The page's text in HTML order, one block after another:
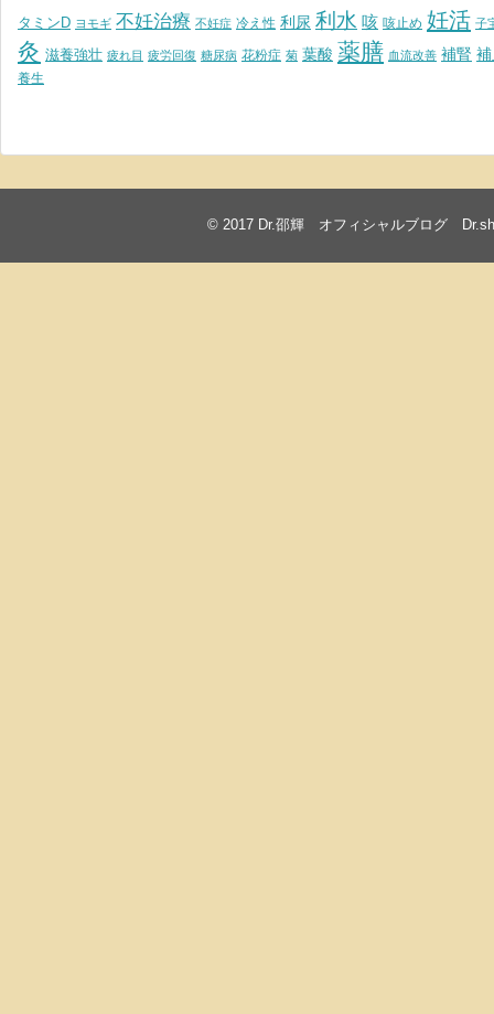
タミンD ヨモギ 不妊治療 不妊症 冷え性 利尿 利水 咳 咳止め 妊活 子
灸 滋養強壮 疲れ目 疲労回復 糖尿病 花粉症 菊 葉酸 薬膳 血流改善 補腎
養生
© 2017 Dr.邵輝 オフィシャルブログ